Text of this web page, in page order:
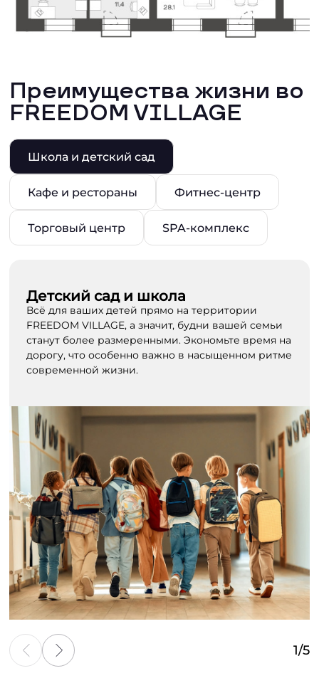
Преимущества жизни во
FREEDOM VILLAGE
Школа и детский сад
Кафе и рестораны Фитнес-центр
Торговый центр SPA-комплекс
Детский сад и школа
Всё для ваших детей прямо на территории
FREEDOM VILLAGE, а значит, будни вашей семьи
станут более размеренными. Экономьте время на
дорогу, что особенно важно в насыщенном ритме
современной жизни.
1/5